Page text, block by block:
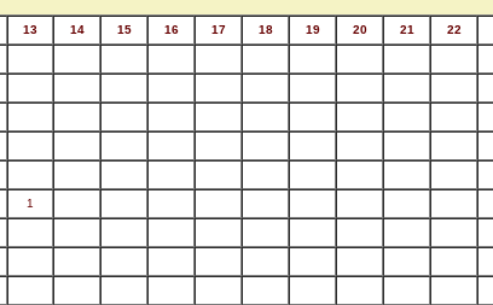
13 14 15 16 17 18 19 20 21 22
1